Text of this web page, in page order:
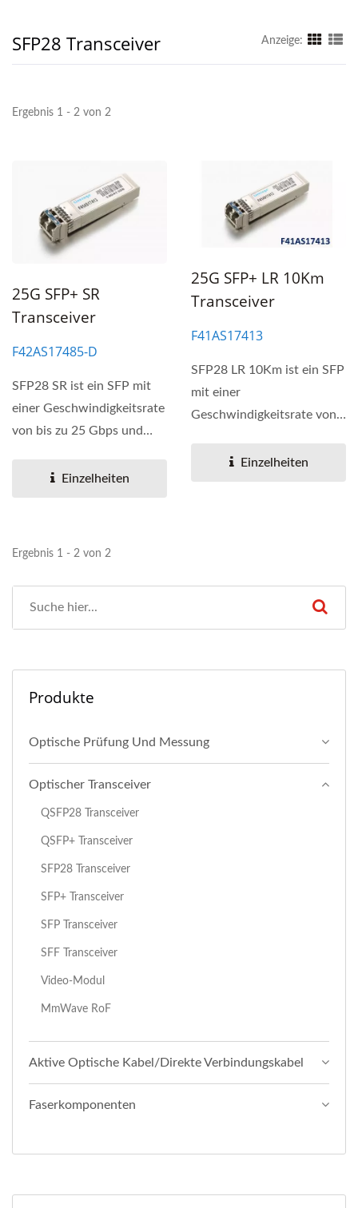
SFP28 Transceiver Anzeige:
Ergebnis 1 - 2 von 2
25G SFP+ SR
Transceiver
F42AS17485-D
SFP28 SR ist ein SFP mit
einer Geschwindigkeitsrate
von bis zu 25 Gbps und
Übertragungsdistanz...
Einzelheiten
25G SFP+ LR 10Km
Transceiver
F41AS17413
SFP28 LR 10Km ist ein SFP
mit einer
Geschwindigkeitsrate von
Übertragungsdistanz...
Einzelheiten
Ergebnis 1 - 2 von 2
Produkte
Optische Prüfung Und Messung
Optischer Transceiver
QSFP28 Transceiver
QSFP+ Transceiver
SFP28 Transceiver
SFP+ Transceiver
SFP Transceiver
SFF Transceiver
Video-Modul
MmWave RoF
Aktive Optische Kabel/Direkte Verbindungskabel
Faserkomponenten